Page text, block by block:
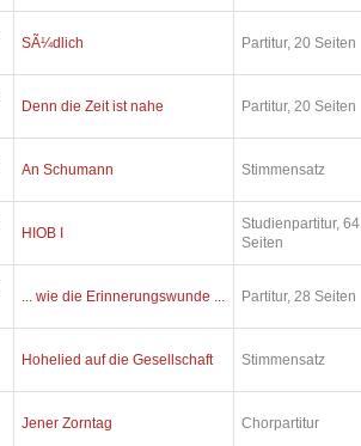
SÃ¼dlich Partitur, 20 Seiten
Denn die Zeit ist nahe Partitur, 20 Seiten
An Schumann Stimmensatz
HIOB I
Studienpartitur, 64
Seiten
... wie die Erinnerungswunde ... Partitur, 28 Seiten
Hohelied auf die Gesellschaft Stimmensatz
Jener Zorntag Chorpartitur